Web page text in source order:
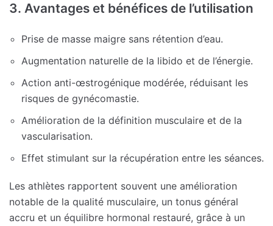
3. Avantages et bénéfices de l’utilisation
Prise de masse maigre sans rétention d’eau.
Augmentation naturelle de la libido et de l’énergie.
Action anti-œstrogénique modérée, réduisant les
risques de gynécomastie.
Amélioration de la définition musculaire et de la
vascularisation.
Effet stimulant sur la récupération entre les séances.
Les athlètes rapportent souvent une amélioration
notable de la qualité musculaire, un tonus général
accru et un équilibre hormonal restauré, grâce à un